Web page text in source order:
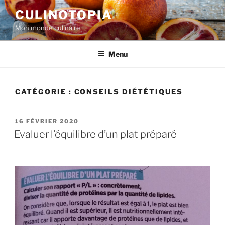
Aller
au
contenu
principal
CULINOTOPIA
Mon monde culinaire
Menu
CATÉGORIE : CONSEILS DIÉTÉTIQUES
PUBLIÉ
LE
16 FÉVRIER 2020
Evaluer l’équilibre d’un plat préparé